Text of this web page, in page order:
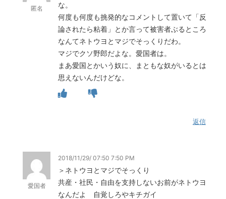
匿名
な。
何度も何度も挑発的なコメントして置いて「反
論されたら粘着」とか言って被害者ぶるところ
なんてネトウヨとマジでそっくりだわ。
マジでクソ野郎だよな。愛国者は。
まあ愛国とかいう奴に、まともな奴がいるとは
思えないんだけどな。
返信
愛国者
2018/11/29/ 07:50 7:50 PM
＞ネトウヨとマジでそっくり
共産・社民・自由を支持しないお前がネトウヨ
なんだよ 自覚しろやキチガイ